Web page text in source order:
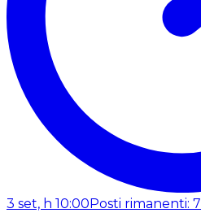
3 set, h 10:00 Posti rimanenti: 7